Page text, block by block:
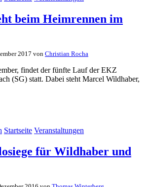
beim Heimrennen im
2017 von Christian Rocha
findet der fünfte Lauf der EKZ
(SG) statt. Dabei steht Marcel Wildhaber,
Startseite Veranstaltungen
für Wildhaber und